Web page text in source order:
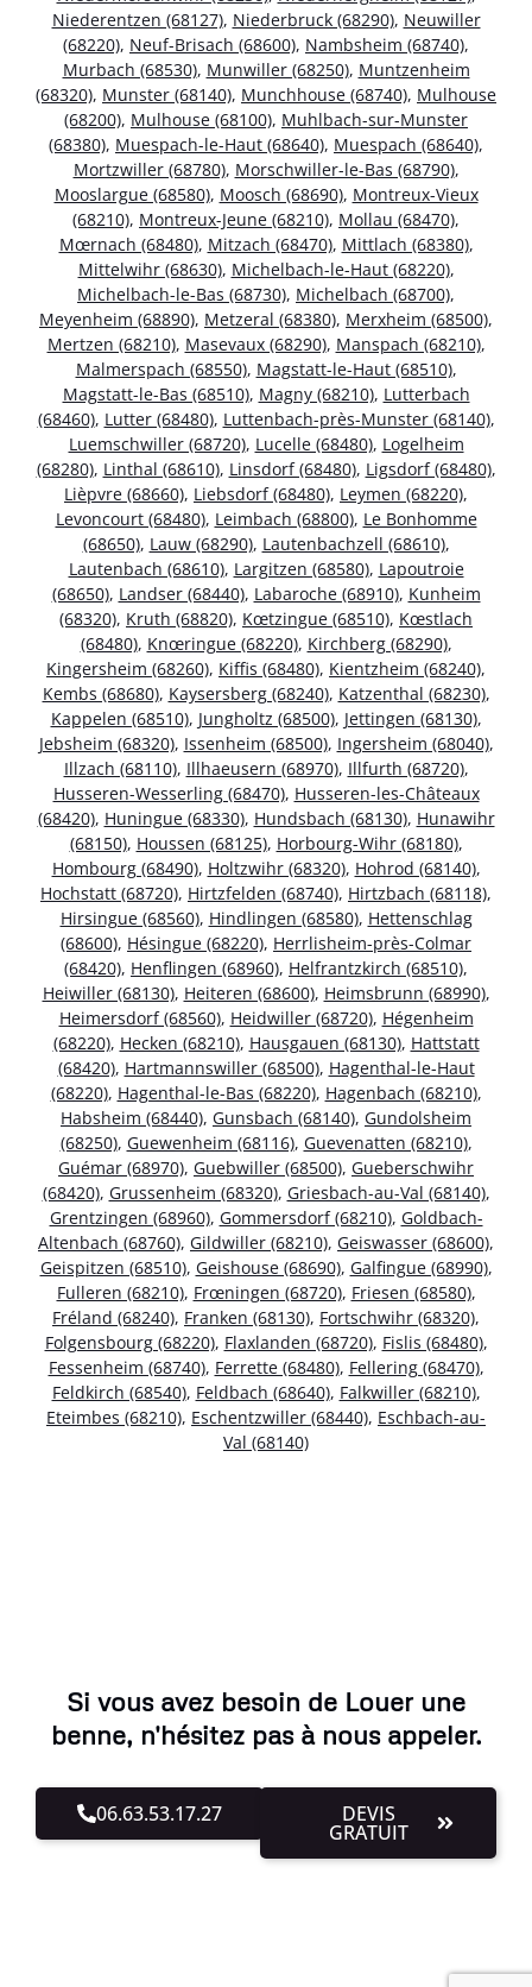
Niederentzen (68127), Niederbruck (68290), Neuwiller
(68220), Neuf-Brisach (68600), Nambsheim (68740),
Murbach (68530), Munwiller (68250), Muntzenheim
(68320), Munster (68140), Munchhouse (68740), Mulhouse
(68200), Mulhouse (68100), Muhlbach-sur-Munster
(68380), Muespach-le-Haut (68640), Muespach (68640),
Mortzwiller (68780), Morschwiller-le-Bas (68790),
Mooslargue (68580), Moosch (68690), Montreux-Vieux
(68210), Montreux-Jeune (68210), Mollau (68470),
Mœrnach (68480), Mitzach (68470), Mittlach (68380),
Mittelwihr (68630), Michelbach-le-Haut (68220),
Michelbach-le-Bas (68730), Michelbach (68700),
Meyenheim (68890), Metzeral (68380), Merxheim (68500),
Mertzen (68210), Masevaux (68290), Manspach (68210),
Malmerspach (68550), Magstatt-le-Haut (68510),
Magstatt-le-Bas (68510), Magny (68210), Lutterbach
(68460), Lutter (68480), Luttenbach-près-Munster (68140),
Luemschwiller (68720), Lucelle (68480), Logelheim
(68280), Linthal (68610), Linsdorf (68480), Ligsdorf (68480),
Lièpvre (68660), Liebsdorf (68480), Leymen (68220),
Levoncourt (68480), Leimbach (68800), Le Bonhomme
(68650), Lauw (68290), Lautenbachzell (68610),
Lautenbach (68610), Largitzen (68580), Lapoutroie
(68650), Landser (68440), Labaroche (68910), Kunheim
(68320), Kruth (68820), Kœtzingue (68510), Kœstlach
(68480), Knœringue (68220), Kirchberg (68290),
Kingersheim (68260), Kiffis (68480), Kientzheim (68240),
Kembs (68680), Kaysersberg (68240), Katzenthal (68230),
Kappelen (68510), Jungholtz (68500), Jettingen (68130),
Jebsheim (68320), Issenheim (68500), Ingersheim (68040),
Illzach (68110), Illhaeusern (68970), Illfurth (68720),
Husseren-Wesserling (68470), Husseren-les-Châteaux
(68420), Huningue (68330), Hundsbach (68130), Hunawihr
(68150), Houssen (68125), Horbourg-Wihr (68180),
Hombourg (68490), Holtzwihr (68320), Hohrod (68140),
Hochstatt (68720), Hirtzfelden (68740), Hirtzbach (68118),
Hirsingue (68560), Hindlingen (68580), Hettenschlag
(68600), Hésingue (68220), Herrlisheim-près-Colmar
(68420), Henflingen (68960), Helfrantzkirch (68510),
Heiwiller (68130), Heiteren (68600), Heimsbrunn (68990),
Heimersdorf (68560), Heidwiller (68720), Hégenheim
(68220), Hecken (68210), Hausgauen (68130), Hattstatt
(68420), Hartmannswiller (68500), Hagenthal-le-Haut
(68220), Hagenthal-le-Bas (68220), Hagenbach (68210),
Habsheim (68440), Gunsbach (68140), Gundolsheim
(68250), Guewenheim (68116), Guevenatten (68210),
Guémar (68970), Guebwiller (68500), Gueberschwihr
(68420), Grussenheim (68320), Griesbach-au-Val (68140),
Grentzingen (68960), Gommersdorf (68210), Goldbach-
Altenbach (68760), Gildwiller (68210), Geiswasser (68600),
Geispitzen (68510), Geishouse (68690), Galfingue (68990),
Fulleren (68210), Frœningen (68720), Friesen (68580),
Fréland (68240), Franken (68130), Fortschwihr (68320),
Folgensbourg (68220), Flaxlanden (68720), Fislis (68480),
Fessenheim (68740), Ferrette (68480), Fellering (68470),
Feldkirch (68540), Feldbach (68640), Falkwiller (68210),
Eteimbes (68210), Eschentzwiller (68440), Eschbach-au-
Val (68140)
Si vous avez besoin de Louer une
benne, n'hésitez pas à nous appeler.
06.63.53.17.27 DEVIS
GRATUIT